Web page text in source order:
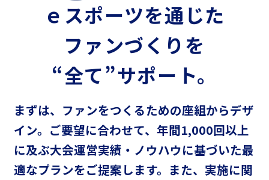
ｅスポーツを通じた
ファンづくりを
“全て”サポート。
まずは、ファンをつくるための座組からデザ
イン。 ご要望に合わせて、年間1,000回以上
に及ぶ大会運営実績・ノウハウに基づいた最
適なプランをご提案します。 また、実施に関